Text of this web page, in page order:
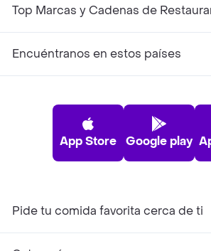
Top Marcas y Cadenas de
Encuéntranos en estos países
App Store Google play
Pide tu comida favorita cerca de ti